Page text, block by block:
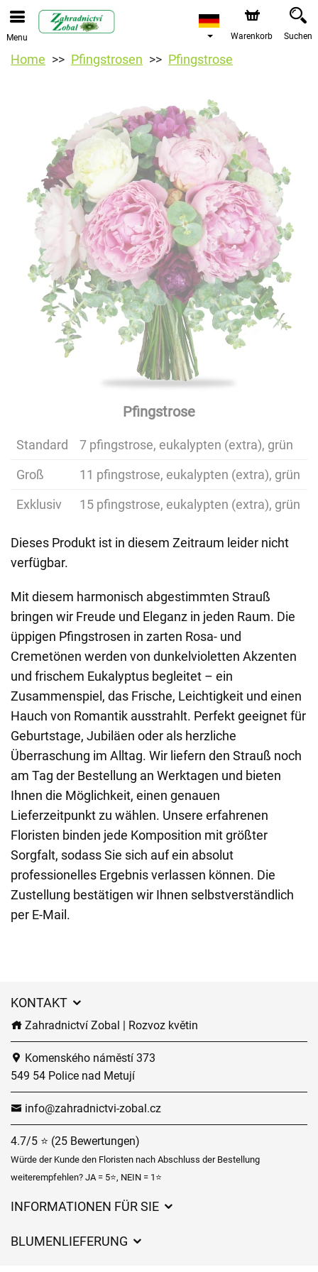
Menu Warenkorb Suchen
Home Pfingstrosen Pfingstrose
Pfingstrose
Standard
7 pfingstrose, eukalypten (extra), grün
Groß
11 pfingstrose, eukalypten (extra), grün
Exklusiv
15 pfingstrose, eukalypten (extra), grün
Dieses Produkt ist in diesem Zeitraum leider nicht
verfügbar.
Mit diesem harmonisch abgestimmten Strauß
bringen wir Freude und Eleganz in jeden Raum. Die
üppigen Pfingstrosen in zarten Rosa- und
Cremetönen werden von dunkelvioletten Akzenten
und frischem Eukalyptus begleitet – ein
Zusammenspiel, das Frische, Leichtigkeit und einen
Hauch von Romantik ausstrahlt. Perfekt geeignet für
Geburtstage, Jubiläen oder als herzliche
Überraschung im Alltag. Wir liefern den Strauß noch
am Tag der Bestellung an Werktagen und bieten
Ihnen die Möglichkeit, einen genauen
Lieferzeitpunkt zu wählen. Unsere erfahrenen
Floristen binden jede Komposition mit größter
Sorgfalt, sodass Sie sich auf ein absolut
professionelles Ergebnis verlassen können. Die
Zustellung bestätigen wir Ihnen selbstverständlich
per E-Mail.
KONTAKT
Zahradnictví Zobal | Rozvoz květin
Komenského náměstí 373
549 54 Police nad Metují
info@zahradnictvi-zobal.cz
4.7/5 ⭐ (25 Bewertungen)
Würde der Kunde den Floristen nach Abschluss der Bestellung
weiterempfehlen? JA = 5⭐, NEIN = 1⭐
INFORMATIONEN FÜR SIE
BLUMENLIEFERUNG